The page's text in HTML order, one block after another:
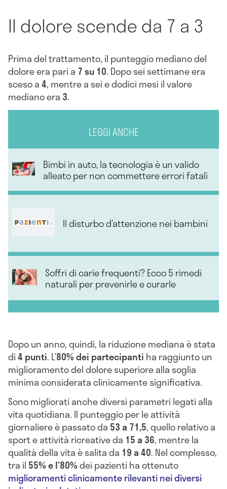
Il dolore scende da 7 a 3
Prima del trattamento, il punteggio mediano del
dolore era pari a 7 su 10. Dopo sei settimane era
sceso a 4, mentre a sei e dodici mesi il valore
mediano era 3.
LEGGI ANCHE
Bimbi in auto, la tecnologia è un valido
alleato per non commettere errori fatali
Il disturbo d’attenzione nei bambini
Soffri di carie frequenti? Ecco 5 rimedi
naturali per prevenirle e curarle
Dopo un anno, quindi, la riduzione mediana è stata
di 4 punti. L’80% dei partecipanti ha raggiunto un
miglioramento del dolore superiore alla soglia
minima considerata clinicamente significativa.
Sono migliorati anche diversi parametri legati alla
vita quotidiana. Il punteggio per le attività
giornaliere è passato da 53 a 71,5, quello relativo a
sport e attività ricreative da 15 a 36, mentre la
qualità della vita è salita da 19 a 40. Nel complesso,
tra il 55% e l’80%dei pazienti ha ottenuto
miglioramenti clinicamente rilevanti nei diversi